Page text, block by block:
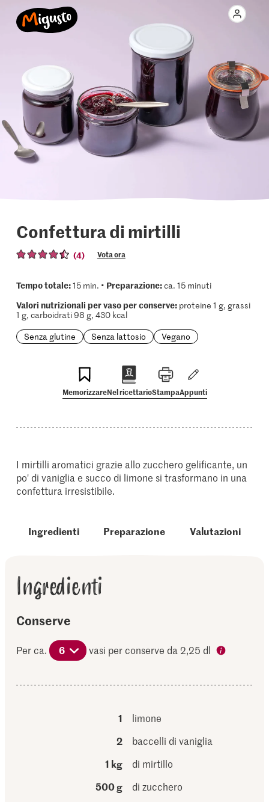
Confettura di mirtilli
(4) Vota ora
Tempo totale:15 min. • Preparazione:ca. 15 minuti
Valori nutrizionali per vaso per conserve:proteine 1 g, grassi
1 g, carboidrati 98 g, 430 kcal
Senza glutine
Senza lattosio Vegano
MemorizzareNel ricettarioStampaAppunti
I mirtilli aromatici grazie allo zucchero gelificante, un
po' di vaniglia e succo di limone si trasformano in una
confettura irresistibile.
Ingredienti Preparazione Valutazioni
Ingredienti
Conserve
Per ca. 6 vasi per conserve da 2,25 dl
1
limone
2
baccelli di vaniglia
1 kg
di mirtillo
500 g
di zucchero